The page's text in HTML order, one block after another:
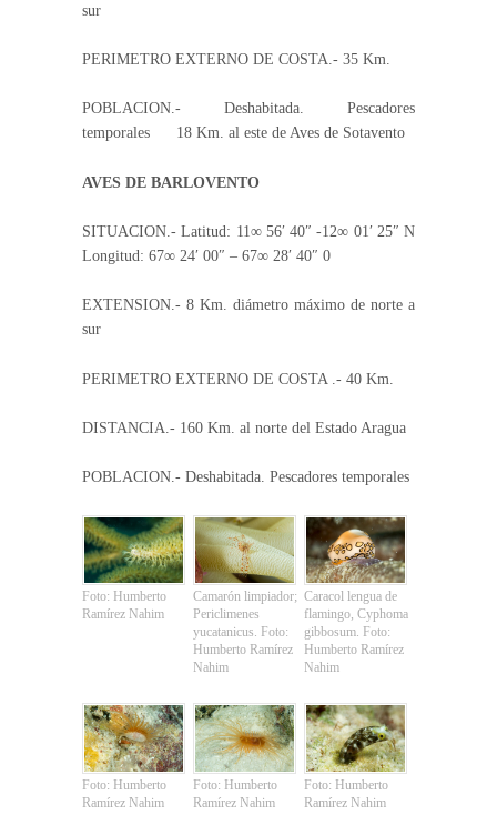
sur
PERIMETRO EXTERNO DE COSTA.- 35 Km.
POBLACION.- Deshabitada. Pescadores
temporales 18 Km. al este de Aves de Sotavento
AVES DE BARLOVENTO
SITUACION.- Latitud: 11∞ 56′ 40″ -12∞ 01′ 25″ N
Longitud: 67∞ 24′ 00″ – 67∞ 28′ 40″ 0
EXTENSION.- 8 Km. diámetro máximo de norte a
sur
PERIMETRO EXTERNO DE COSTA .- 40 Km.
DISTANCIA.- 160 Km. al norte del Estado Aragua
POBLACION.- Deshabitada. Pescadores temporales
Foto: Humberto
Ramírez Nahim
Camarón limpiador;
Periclimenes
yucatanicus. Foto:
Humberto Ramírez
Nahim
Caracol lengua de
flamingo, Cyphoma
gibbosum. Foto:
Humberto Ramírez
Nahim
Foto: Humberto
Ramírez Nahim
Foto: Humberto
Ramírez Nahim
Foto: Humberto
Ramírez Nahim